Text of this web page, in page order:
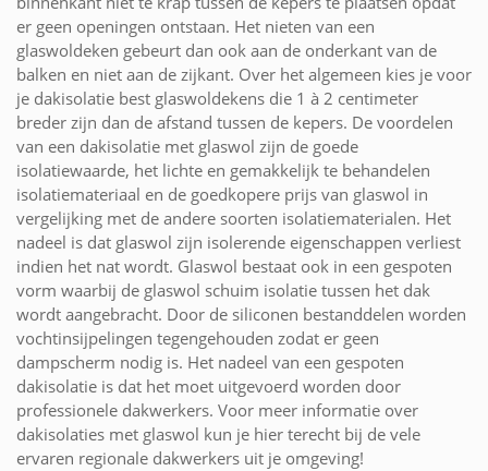
er geen openingen ontstaan. Het nieten van een
glaswoldeken gebeurt dan ook aan de onderkant van de
balken en niet aan de zijkant. Over het algemeen kies je voor
je dakisolatie best glaswoldekens die 1 à 2 centimeter
breder zijn dan de afstand tussen de kepers. De voordelen
van een dakisolatie met glaswol zijn de goede
isolatiewaarde, het lichte en gemakkelijk te behandelen
isolatiemateriaal en de goedkopere prijs van glaswol in
vergelijking met de andere soorten isolatiematerialen. Het
nadeel is dat glaswol zijn isolerende eigenschappen verliest
indien het nat wordt. Glaswol bestaat ook in een gespoten
vorm waarbij de glaswol schuim isolatie tussen het dak
wordt aangebracht. Door de siliconen bestanddelen worden
vochtinsijpelingen tegengehouden zodat er geen
dampscherm nodig is. Het nadeel van een gespoten
dakisolatie is dat het moet uitgevoerd worden door
professionele dakwerkers. Voor meer informatie over
dakisolaties met glaswol kun je hier terecht bij de vele
ervaren regionale dakwerkers uit je omgeving!